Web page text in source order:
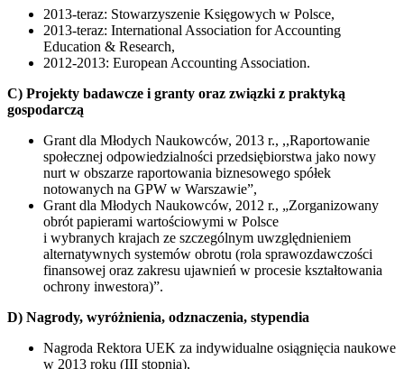
2013-teraz: Stowarzyszenie Księgowych w Polsce,
2013-teraz: International Association for Accounting
Education & Research,
2012-2013: European Accounting Association.
C) Projekty badawcze i granty oraz związki z praktyką
gospodarczą
Grant dla Młodych Naukowców, 2013 r., ,,Raportowanie
społecznej odpowiedzialności przedsiębiorstwa jako nowy
nurt w obszarze raportowania biznesowego spółek
notowanych na GPW w Warszawie”,
Grant dla Młodych Naukowców, 2012 r., „Zorganizowany
obrót papierami wartościowymi w Polsce
i wybranych krajach ze szczególnym uwzględnieniem
alternatywnych systemów obrotu (rola sprawozdawczości
finansowej oraz zakresu ujawnień w procesie kształtowania
ochrony inwestora)”.
D) Nagrody, wyróżnienia, odznaczenia, stypendia
Nagroda Rektora UEK za indywidualne osiągnięcia naukowe
w 2013 roku (III stopnia),